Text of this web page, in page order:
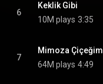
6
Keklik Gibi
10M plays 3:35
7
Mimoza Çiçeğim
64M plays 4:49